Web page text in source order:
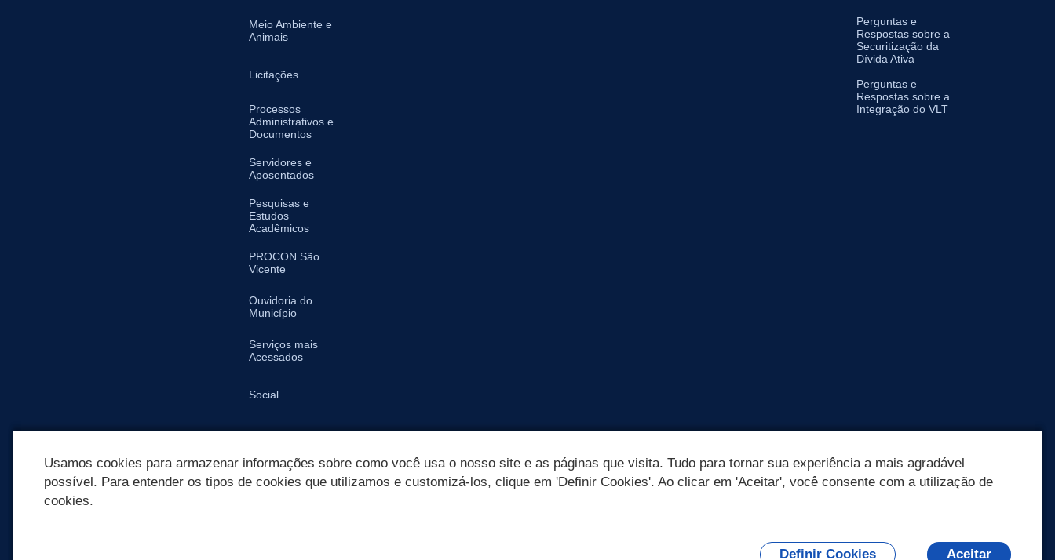
Meio Ambiente e
Animais
Licitações
Processos
Administrativos e
Documentos
Servidores e
Aposentados
Pesquisas e
Estudos
Acadêmicos
PROCON São
Vicente
Ouvidoria do
Município
Serviços mais
Acessados
Social
Perguntas e
Respostas sobre a
Securitização da
Dívida Ativa
Perguntas e
Respostas sobre a
Integração do VLT
Usamos cookies para armazenar informações sobre como você usa o nosso site e as páginas que visita. Tudo para tornar sua experiência a mais agradável
possível. Para entender os tipos de cookies que utilizamos e customizá-los, clique em 'Definir Cookies'. Ao clicar em 'Aceitar', você consente com a utilização de
cookies.
Definir Cookies Aceitar
posso te ajudar?